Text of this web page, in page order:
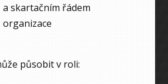
a skartačním řádem
organizace
působit v roli: